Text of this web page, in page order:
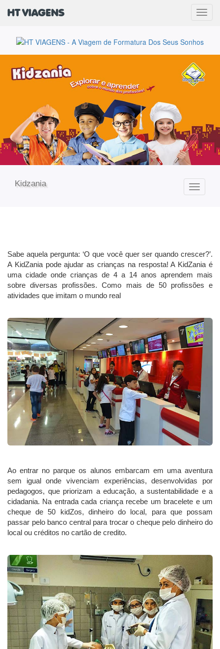
HT VIAGENS
Toggle
Kidzania
Sabe aquela pergunta: ‘O que você quer ser quando crescer?’.
A KidZania pode ajudar as crianças na resposta! A KidZania é
uma cidade onde crianças de 4 a 14 anos aprendem mais
sobre diversas profissões. Como mais de 50 profissões e
atividades que imitam o mundo real
Ao entrar no parque os alunos embarcam em uma aventura
sem igual onde vivenciam experiências, desenvolvidas por
pedagogos, que priorizam a educação, a sustentabilidade e a
cidadania. Na entrada cada criança recebe um bracelete e um
cheque de 50 kidZos, dinheiro do local, para que possam
passar pelo banco central para trocar o cheque pelo dinheiro do
local ou créditos no cartão de credito.